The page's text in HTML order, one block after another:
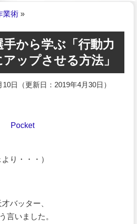
業術 »
から学ぶ「行動力
ップさせる方法」
10日
（更新日：2019年4月30日）
Pocket
り・・・）
バッター、
言いました。